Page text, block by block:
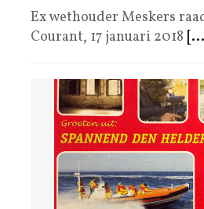
Ex wethouder Meskers
Courant, 17 januari 2018